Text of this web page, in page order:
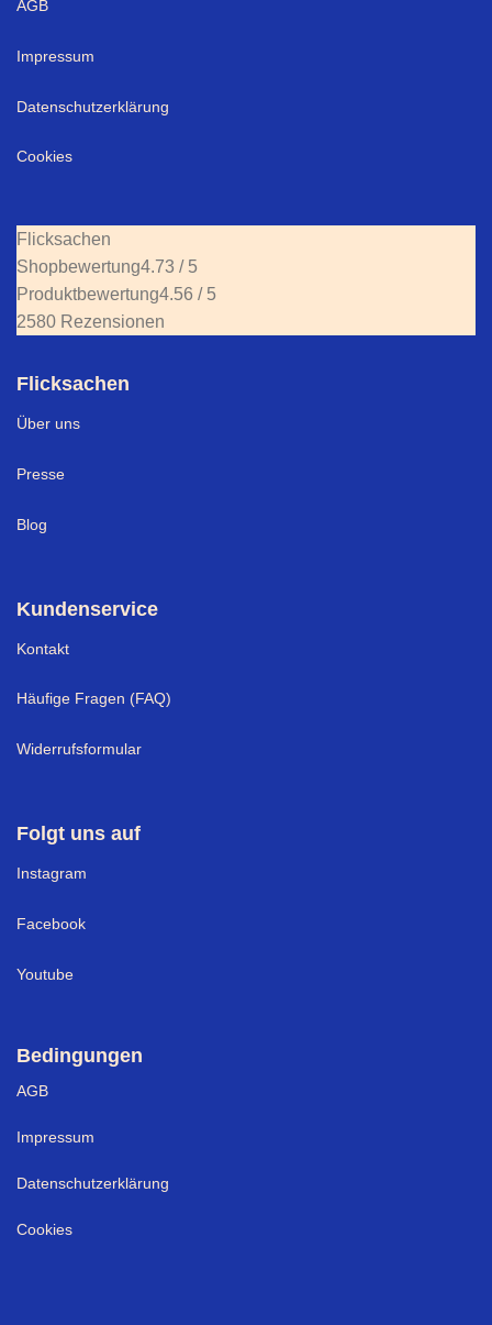
AGB
Impressum
Datenschutzerklärung
Cookies
Flicksachen
Shopbewertung4.73 / 5
Produktbewertung4.56 / 5
2580 Rezensionen
Flicksachen
Über uns
Presse
Blog
Kundenservice
Kontakt
Häufige Fragen (FAQ)
Widerrufsformular
Folgt uns auf
Instagram
Facebook
Youtube
Bedingungen
AGB
Impressum
Datenschutzerklärung
Cookies